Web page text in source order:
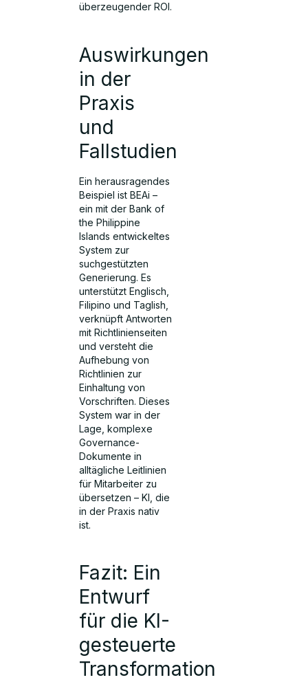
überzeugender ROI.
Auswirkungen
in der
Praxis
und
Fallstudien
Ein herausragendes
Beispiel ist BEAi –
ein mit der Bank of
the Philippine
Islands entwickeltes
System zur
suchgestützten
Generierung. Es
unterstützt Englisch,
Filipino und Taglish,
verknüpft Antworten
mit Richtlinienseiten
und versteht die
Aufhebung von
Richtlinien zur
Einhaltung von
Vorschriften. Dieses
System war in der
Lage, komplexe
Governance-
Dokumente in
alltägliche Leitlinien
für Mitarbeiter zu
übersetzen – KI, die
in der Praxis nativ
ist.
Fazit: Ein
Entwurf
für die KI-
gesteuerte
Transformation